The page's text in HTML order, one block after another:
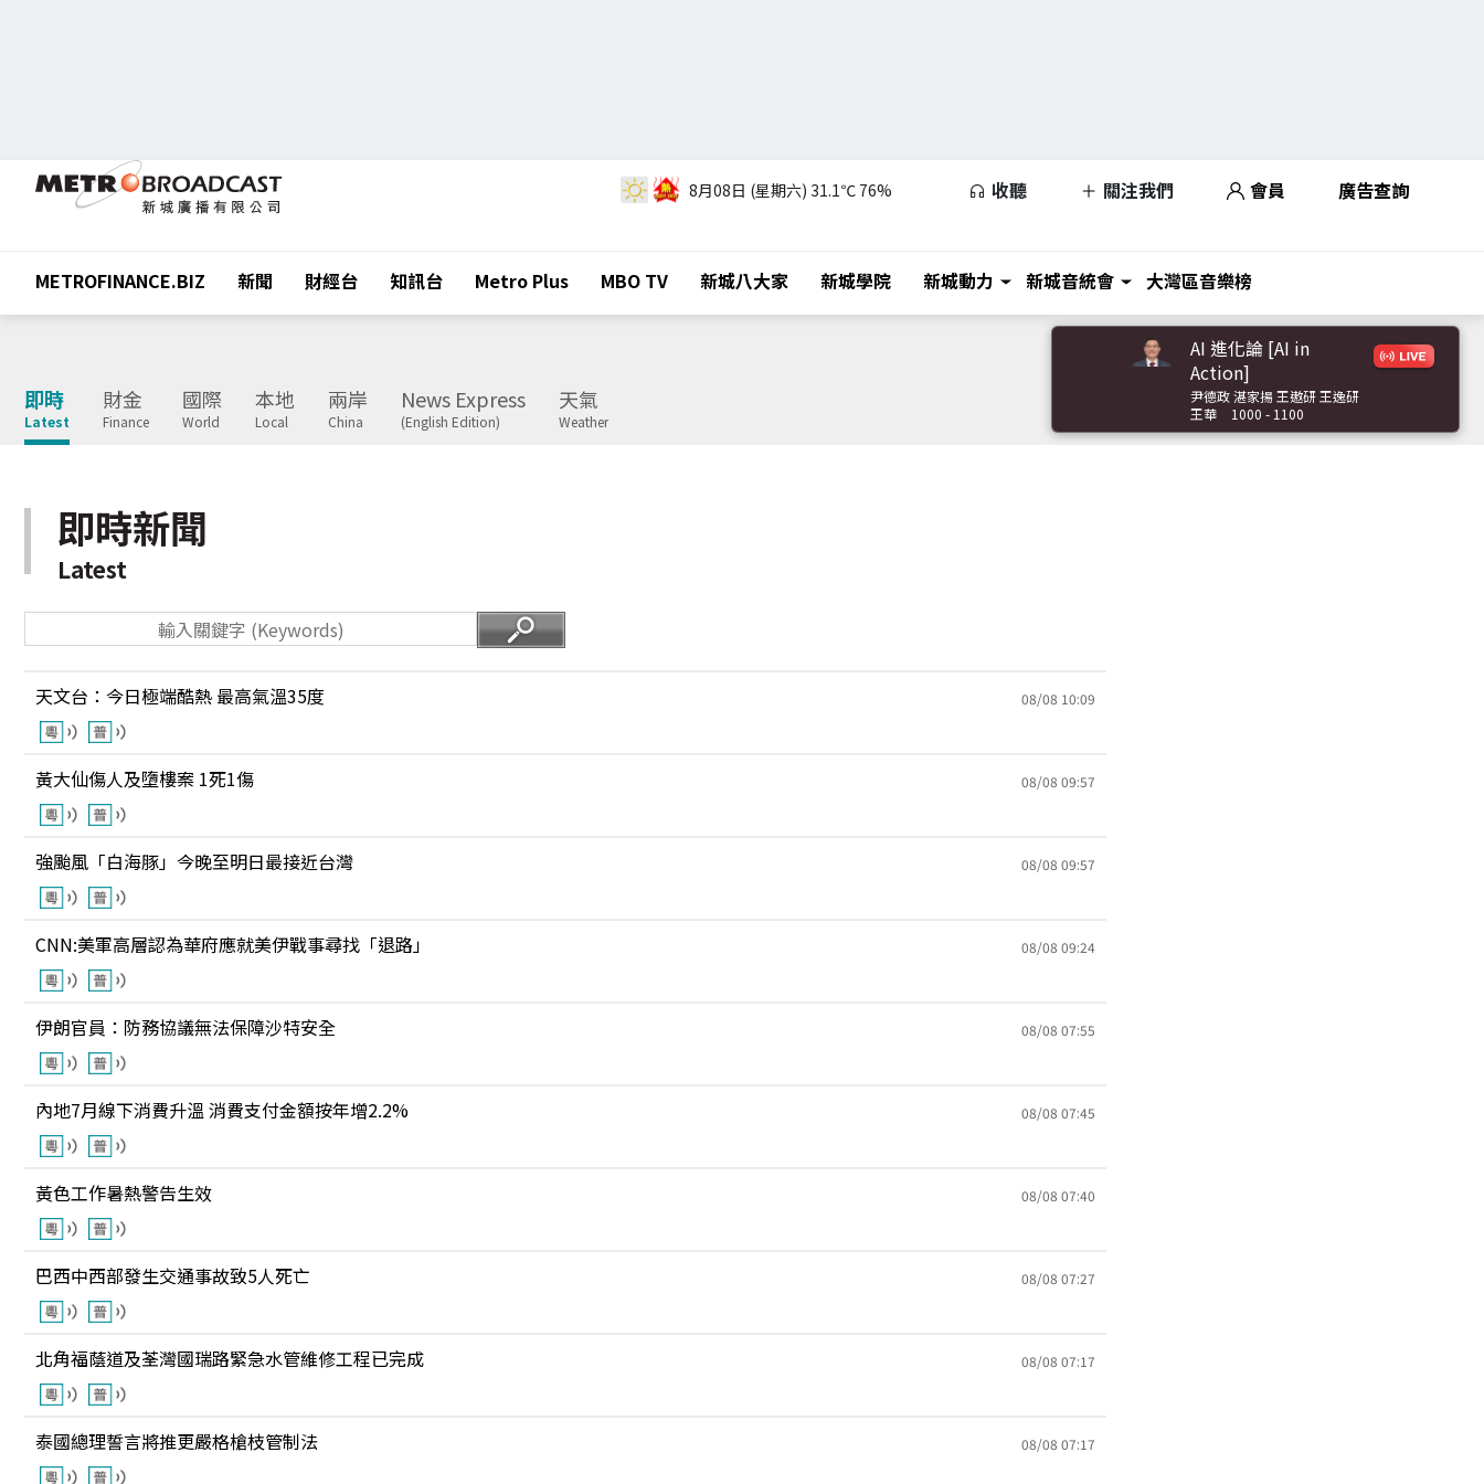
8月08日 (星期六) 31.1℃ 76% 收聽 關注我們 會員 廣告查詢
METROFINANCE.BIZ 新聞 財經台 知訊台 Metro Plus MBO TV 新城八大家 新城學院 新城動力 新城音統會 大灣區音樂榜
即時
Latest
財金
Finance
國際
World
本地
Local
兩岸
China
News Express
(English Edition)
天氣
Weather
AI 進化論 [AI in
Action]
尹德政 湛家揚 王遨研 王逸研
王華
1000 - 1100
即時新聞
Latest
天文台：今日極端酷熱 最高氣溫35度 08/08 10:09
黃大仙傷人及墮樓案 1死1傷 08/08 09:57
強颱風「白海豚」今晚至明日最接近台灣 08/08 09:57
CNN:美軍高層認為華府應就美伊戰事尋找「退路」 08/08 09:24
伊朗官員：防務協議無法保障沙特安全 08/08 07:55
內地7月線下消費升溫 消費支付金額按年增2.2% 08/08 07:45
黃色工作暑熱警告生效 08/08 07:40
巴西中西部發生交通事故致5人死亡 08/08 07:27
北角福蔭道及荃灣國瑞路緊急水管維修工程已完成 08/08 07:17
泰國總理誓言將推更嚴格槍枝管制法 08/08 07:17